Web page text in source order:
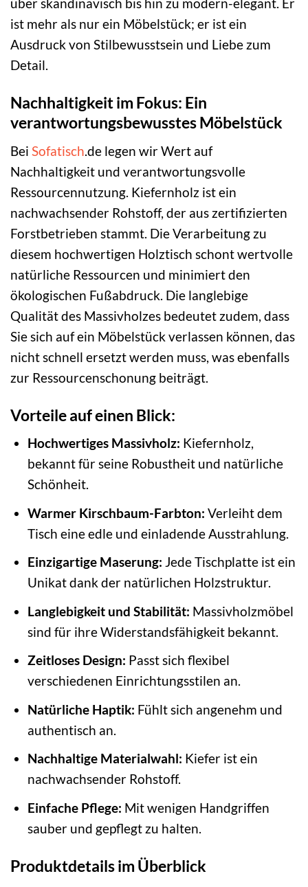
über skandinavisch bis hin zu modern-elegant. Er
ist mehr als nur ein Möbelstück; er ist ein
Ausdruck von Stilbewusstsein und Liebe zum
Detail.
Nachhaltigkeit im Fokus: Ein
verantwortungsbewusstes Möbelstück
Bei Sofatisch.de legen wir Wert auf
Nachhaltigkeit und verantwortungsvolle
Ressourcennutzung. Kiefernholz ist ein
nachwachsender Rohstoff, der aus zertifizierten
Forstbetrieben stammt. Die Verarbeitung zu
diesem hochwertigen Holztisch schont wertvolle
natürliche Ressourcen und minimiert den
ökologischen Fußabdruck. Die langlebige
Qualität des Massivholzes bedeutet zudem, dass
Sie sich auf ein Möbelstück verlassen können, das
nicht schnell ersetzt werden muss, was ebenfalls
zur Ressourcenschonung beiträgt.
Vorteile auf einen Blick:
Hochwertiges Massivholz: Kiefernholz,
bekannt für seine Robustheit und natürliche
Schönheit.
Warmer Kirschbaum-Farbton: Verleiht dem
Tisch eine edle und einladende Ausstrahlung.
Einzigartige Maserung: Jede Tischplatte ist ein
Unikat dank der natürlichen Holzstruktur.
Langlebigkeit und Stabilität: Massivholzmöbel
sind für ihre Widerstandsfähigkeit bekannt.
Zeitloses Design: Passt sich flexibel
verschiedenen Einrichtungsstilen an.
Natürliche Haptik: Fühlt sich angenehm und
authentisch an.
Nachhaltige Materialwahl: Kiefer ist ein
nachwachsender Rohstoff.
Einfache Pflege: Mit wenigen Handgriffen
sauber und gepflegt zu halten.
Produktdetails im Überblick